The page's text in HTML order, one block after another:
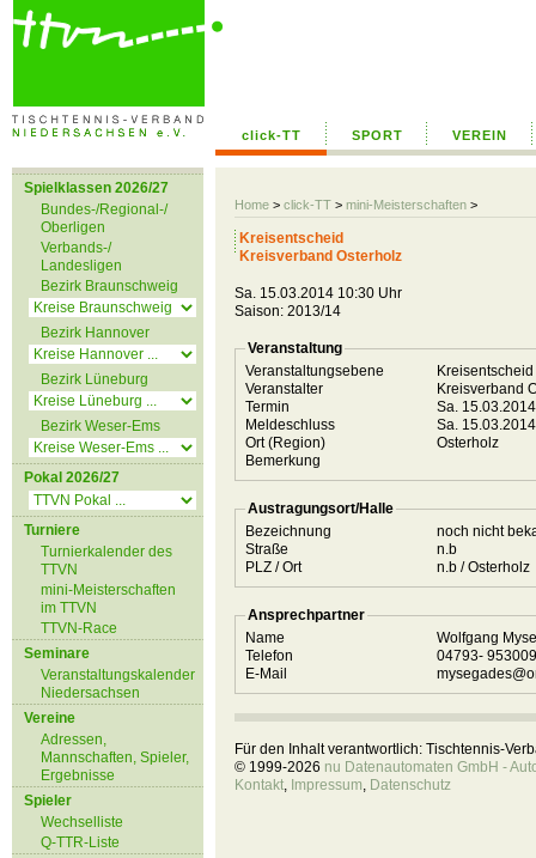
click-TT SPORT VEREIN
Home > click-TT > mini-Meisterschaften >
Spielklassen 2026/27
Bundes-/Regional-/
Oberligen
Verbands-/
Landesligen
Bezirk Braunschweig
Bezirk Hannover
Bezirk Lüneburg
Bezirk Weser-Ems
Pokal 2026/27
Turniere
Turnierkalender des
TTVN
mini-Meisterschaften
im TTVN
TTVN-Race
Seminare
Veranstaltungskalender
Niedersachsen
Vereine
Adressen,
Mannschaften, Spieler,
Ergebnisse
Spieler
Wechselliste
Q-TTR-Liste
Kreisentscheid
Kreisverband Osterholz
Sa. 15.03.2014 10:30 Uhr
Saison: 2013/14
Veranstaltung
Veranstaltungsebene
Kreisentscheid
Veranstalter
Kreisverband
Termin
Sa.
Meldeschluss
Sa.
Ort (Region)
Osterholz
Bemerkung
Austragungsort/Halle
Bezeichnung
noch nicht
Straße
n.b
PLZ / Ort
n.b / Osterholz
Ansprechpartner
Name
Wolfgang
Telefon
04793-
E-Mail
Für den Inhalt verantwortlich: Tischtennis-
© 1999-2026 nu Datenautomaten GmbH -
Kontakt, Impressum, Datenschutz